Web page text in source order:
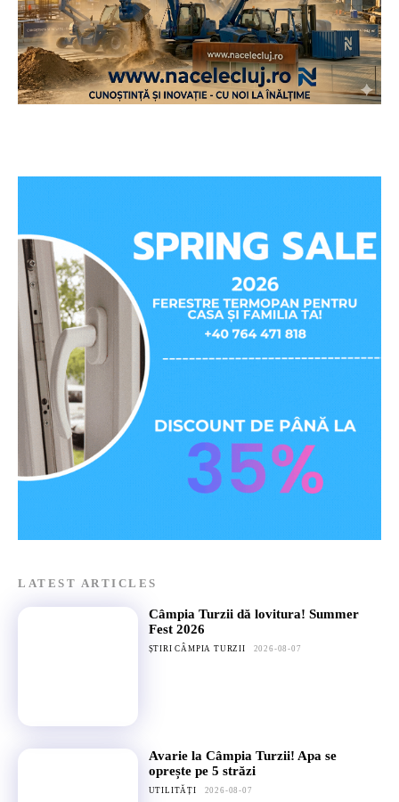
LATEST ARTICLES
Câmpia Turzii dă lovitura! Summer
Fest 2026
ȘTIRI CÂMPIA TURZII 2026-08-07
Avarie la Câmpia Turzii! Apa se
oprește pe 5 străzi
UTILITĂȚI 2026-08-07